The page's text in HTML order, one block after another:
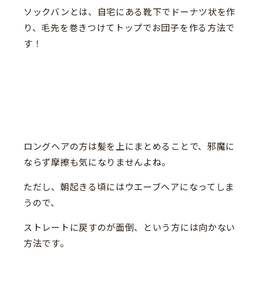
ソックバンとは、自宅にある靴下でドーナツ状を作
り、毛先を巻きつけてトップでお団子を作る方法で
す！
ロングヘアの方は髪を上にまとめることで、邪魔に
ならず摩擦も気になりませんよね。
ただし、朝起きる頃にはウエーブヘアになってしま
うので、
ストレートに戻すのが面倒、という方には向かない
方法です。